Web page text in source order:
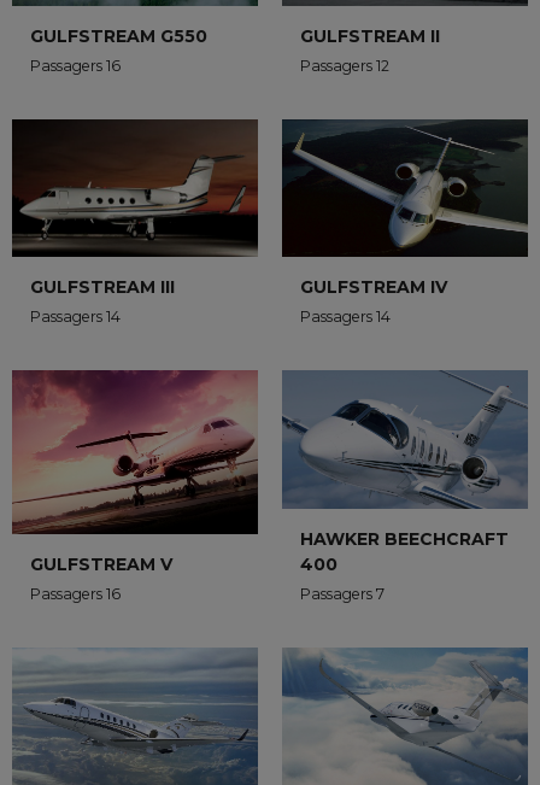
GULFSTREAM G550
Passagers 16
GULFSTREAM II
Passagers 12
GULFSTREAM III
Passagers 14
GULFSTREAM IV
Passagers 14
GULFSTREAM V
Passagers 16
HAWKER BEECHCRAFT
400
Passagers 7